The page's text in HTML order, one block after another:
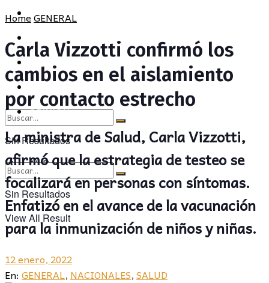
CULTURA
OPINIÓN
Sin Resultados
View All Result
PROVINCIA
POLÍTICA
SOCIEDAD
OPINIÓN
Sin Resultados
View All Result
HomeGENERAL
Carla Vizzotti confirmó los
cambios en el aislamiento
por contacto estrecho
La ministra de Salud, Carla Vizzotti,
afirmó que la estrategia de testeo se
focalizará en personas con síntomas.
Enfatizó en el avance de la vacunación
para la inmunización de niños y niñas.
12 enero, 2022
En: GENERAL, NACIONALES,SALUD